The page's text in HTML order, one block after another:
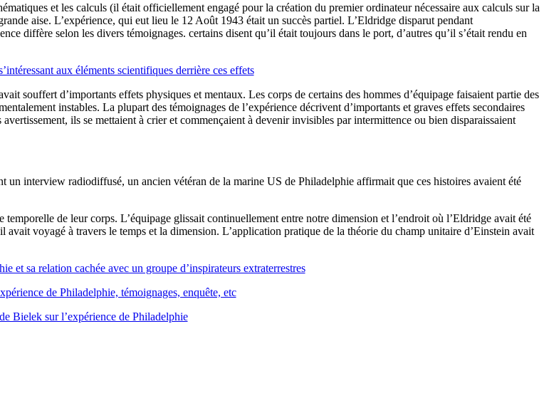
et les calculs (il était officiellement engagé pour la création du premier ordinateur nécessaire aux calculs sur la
aise. L’expérience, qui eut lieu le 12 Août 1943 était un succès partiel. L’Eldridge disparut pendant
diffère selon les divers témoignages. certains disent qu’il était toujours dans le port, d’autres qu’il s’était rendu en
aux éléments scientifiques derrière ces effets
souffert d’importants effets physiques et mentaux. Les corps de certains des hommes d’équipage faisaient partie des
instables. La plupart des témoignages de l’expérience décrivent d’importants et graves effets secondaires
ils se mettaient à crier et commençaient à devenir invisibles par intermittence ou bien disparaissaient
un interview radiodiffusé, un ancien vétéran de la marine US de Philadelphie affirmait que ces histoires avaient été
de leur corps. L’équipage glissait continuellement entre notre dimension et l’endroit où l’Eldridge avait été
voyagé à travers le temps et la dimension. L’application pratique de la théorie du champ unitaire d’Einstein avait
et sa relation cachée avec un groupe d’inspirateurs extraterrestres
de Philadelphie, témoignages, enquête, etc
Bielek sur l’expérience de Philadelphie